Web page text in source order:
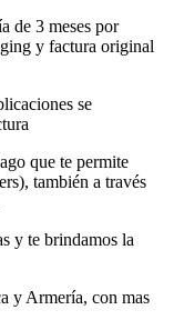
de 3 meses por
y factura original
se
que te permite
también a través
y te brindamos la
y Armería, con mas